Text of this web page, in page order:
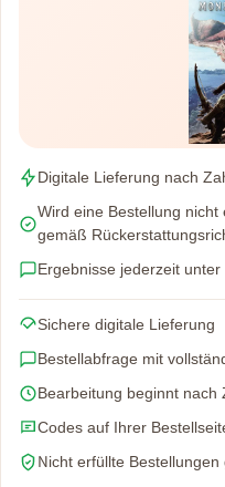
Digitale Lieferung nach
Wird eine Bestellung
gemäß
Ergebnisse jederzeit
Sichere digitale Lieferung
Bestellabfrage mit
Bearbeitung beginnt nach
Codes auf Ihrer
Nicht erfüllte